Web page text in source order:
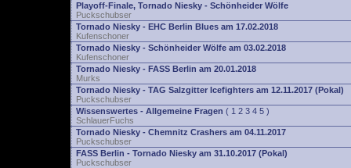
Playoff-Finale, Tornado Niesky - Schönheider Wölfe
Puckschubser
Tornado Niesky - EHC Berlin Blues am 17.02.2018
Kufenschoner
Tornado Niesky - Schönheider Wölfe am 03.02.2018
Kufenschoner
Tornado Niesky - FASS Berlin am 20.01.2018
Murks
Tornado Niesky - TAG Salzgitter Icefighters am 12.11.2017 (Pokal)
Puckschubser
Wissenswertes - Allgemeine Fragen ( 1 2 3 4 5 )
SchlauerFuchs
Tornado Niesky - Chemnitz Crashers am 04.11.2017
Puckschubser
FASS Berlin - Tornado Niesky am 31.10.2017 (Pokal)
Puckschubser